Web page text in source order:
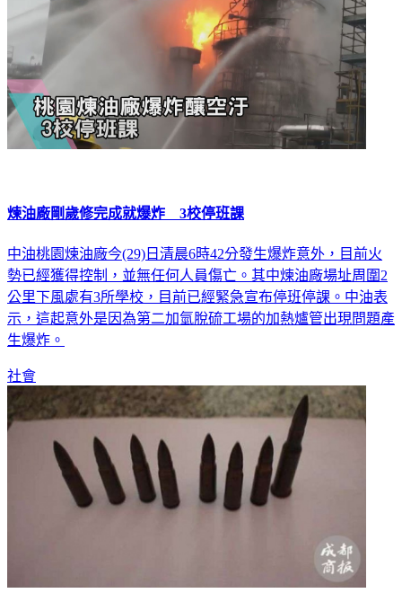
煉油廠剛歲修完成就爆炸 3校停班課
中油桃園煉油廠今(29)日清晨6時42分發生爆炸意外，目前火
勢已經獲得控制，並無任何人員傷亡。其中煉油廠場址周圍2
公里下風處有3所學校，目前已經緊急宣布停班停課。中油表
示，這起意外是因為第二加氫脫硫工場的加熱爐管出現問題產
生爆炸。
社會